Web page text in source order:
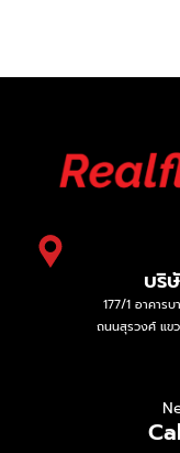
บริ
177/1 อาคาร
ถนนสุรวงศ์ แข